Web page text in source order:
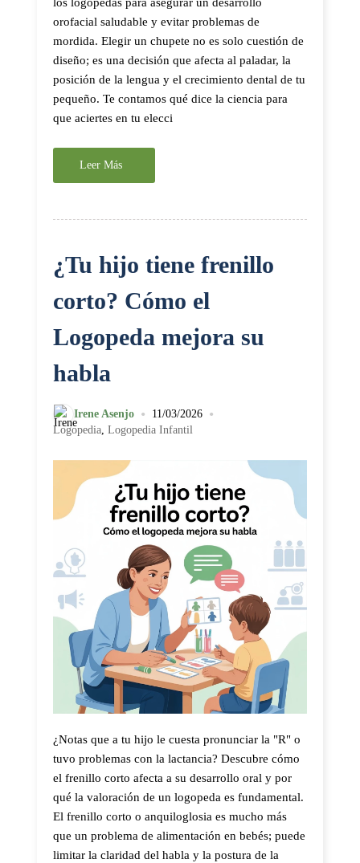
orofacial saludable y evitar problemas de
mordida. Elegir un chupete no es solo cuestión de
diseño; es una decisión que afecta al paladar, la
posición de la lengua y el crecimiento dental de tu
pequeño. Te contamos qué dice la ciencia para
que aciertes en tu elecci
Leer Más
¿Tu hijo tiene frenillo
corto? Cómo el
Logopeda mejora su
habla
Irene Asenjo • 11/03/2026 •
Logopedia, Logopedia Infantil
¿Notas que a tu hijo le cuesta pronunciar la "R" o
tuvo problemas con la lactancia? Descubre cómo
el frenillo corto afecta a su desarrollo oral y por
qué la valoración de un logopeda es fundamental.
El frenillo corto o anquiloglosia es mucho más
que un problema de alimentación en bebés; puede
limitar la claridad del habla y la postura de la